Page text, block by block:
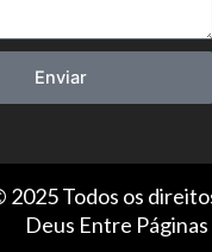
Enviar
Todos os
Deus Entre Páginas